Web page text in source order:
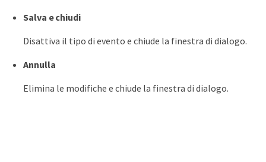
Salva e chiudi
Disattiva il tipo di evento e chiude la finestra di dialogo.
Annulla
Elimina le modifiche e chiude la finestra di dialogo.